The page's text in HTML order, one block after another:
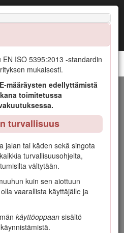
ISO 5395:2013 -standardin
mukaisesti.
määräysten edellyttämistä
toimitetussa
turvallisuus
jalan tai käden sekä singota
turvallisuusohjeita,
vältytään.
kuin sen aiottuun
vaarallista käyttäjälle ja
käyttöoppaan sisältö
-ajoyksikkö
joka on tarkoitettu
käyttöön. Se on tarkoitettu
Sitä ei ole
tai ruohon tai muun
varsilla eikä
jotta oppisit käyttämään ja
sekä välttämään
Olet itse vastuussa tuotteen
käytöstä.